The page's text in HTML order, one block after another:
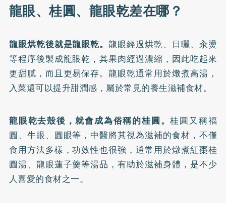
龍眼、桂圓、龍眼乾差在哪？
龍眼烘乾後就是龍眼乾。龍眼經過烘乾、日曬、汆燙
等程序後製成龍眼乾，其果肉經過濃縮，因此吃起來
更甜膩，而且更易保存。龍眼乾通常用於燉煮高湯，
入菜還可以提升甜潤感，屬於常見的養生滋補食材。
龍眼乾去殼後，就會成為俗稱的桂圓。桂圓又稱福
圓、牛眼、圓眼等，中醫將其視為滋補的食材，不僅
食用方法多樣，功效性也很強，通常用於燉煮紅棗桂
圓湯、龍眼蓮子羹等湯品，有助於滋補身體，是不少
人喜愛的食材之一。